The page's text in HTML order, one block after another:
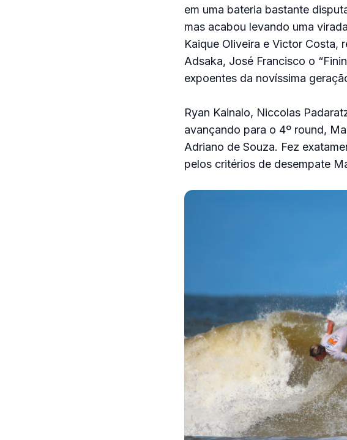
em uma bateria bastante
mas acabou levando uma
Kaique Oliveira e Victor Costa,
Adsaka, José Francisco o
expoentes da novíssima
Ryan Kainalo, Niccolas
avançando para o 4º round,
Adriano de Souza. Fez
pelos critérios de desempate